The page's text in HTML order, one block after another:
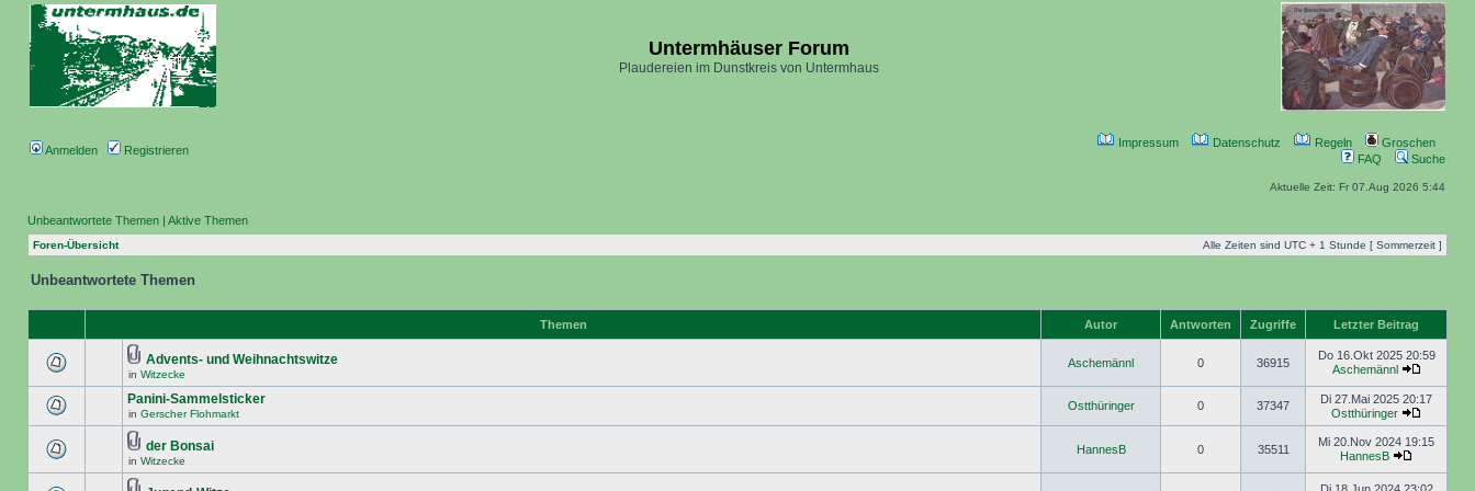
Untermhäuser Forum
Plaudereien im Dunstkreis von Untermhaus
Anmelden Registrieren
Impressum Datenschutz Regeln
Groschen
FAQ
Suche
Aktuelle Zeit: Fr 07.Aug 2026 5:44
Unbeantwortete Themen | Aktive Themen
Foren-Übersicht Alle Zeiten sind UTC + 1 Stunde [ Sommerzeit ]
Unbeantwortete Themen
Themen Autor Antworten Zugriffe Letzter Beitrag
Advents- und Weihnachtswitze
in Witzecke
Aschemännl 0 36915
Do 16.Okt 2025 20:59
Aschemännl
Panini-Sammelsticker
in Gerscher Flohmarkt
Ostthüringer 0 37347
Di 27.Mai 2025 20:17
Ostthüringer
der Bonsai
in Witzecke
HannesB 0 35511
Mi 20.Nov 2024 19:15
HannesB